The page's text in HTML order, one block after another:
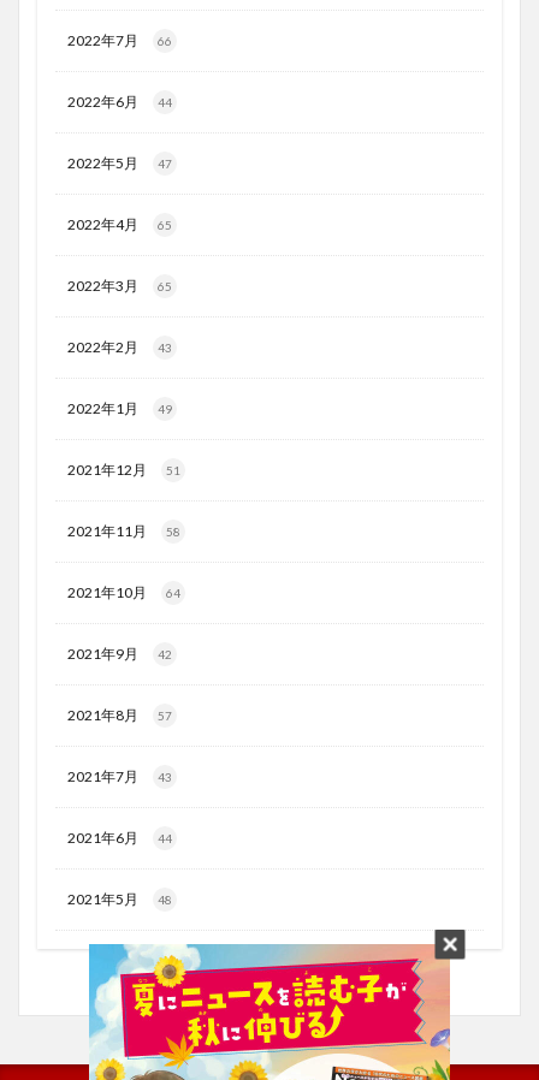
2022年7月 66
2022年6月 44
2022年5月 47
2022年4月 65
2022年3月 65
2022年2月 43
2022年1月 49
2021年12月 51
2021年11月 58
2021年10月 64
2021年9月 42
2021年8月 57
2021年7月 43
2021年6月 44
2021年5月 48